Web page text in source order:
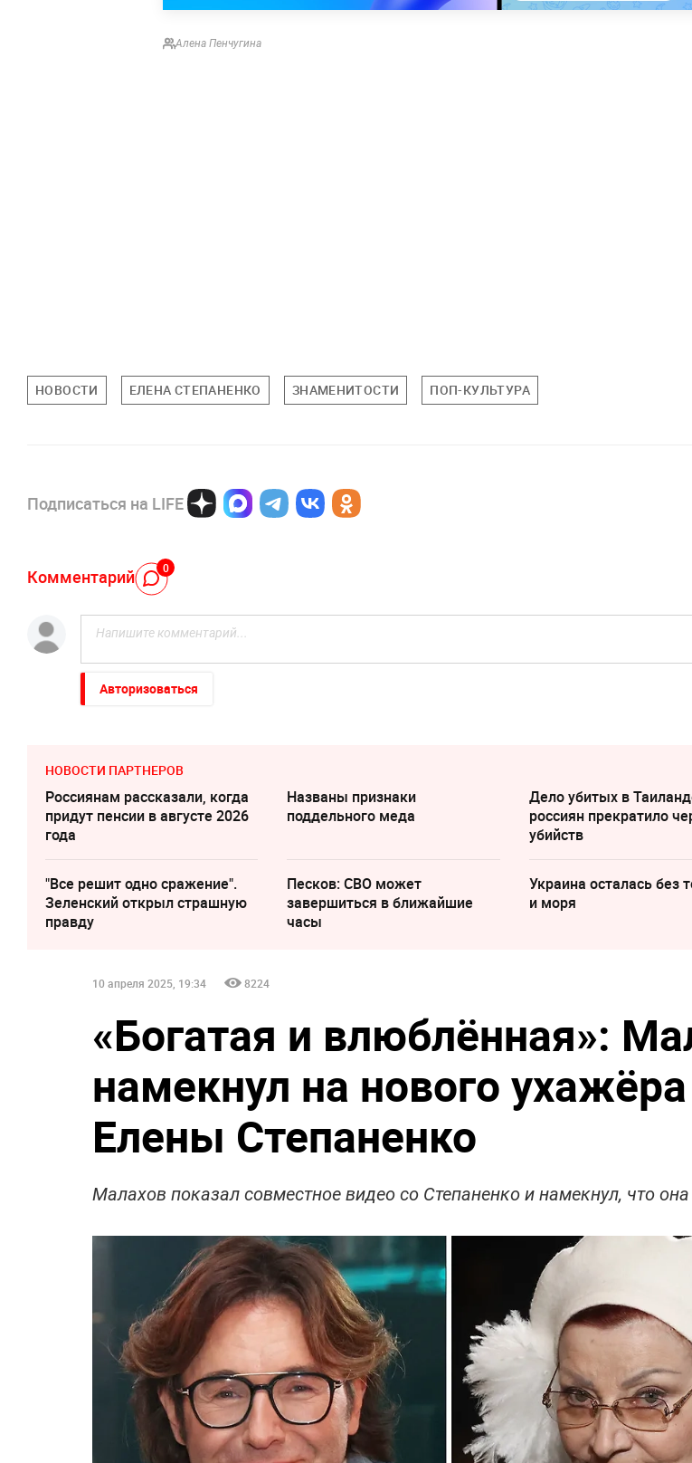
Алена Пенчугина
НОВОСТИ ЕЛЕНА СТЕПАНЕНКО ЗНАМЕНИТОСТИ ПОП-КУЛЬТУРА
Подписаться на LIFE
Комментарий 0
Авторизоваться
НОВОСТИ ПАРТНЕРОВ
Россиянам рассказали, когда
придут пенсии в августе 2026
года
Названы признаки
поддельного меда
Дело убитых в
россиян прекратило
убийств
"Все решит одно сражение".
Зеленский открыл страшную
правду
Песков: СВО может
завершиться в ближайшие
часы
Украина осталась без
и моря
10 апреля 2025, 19:34 8224
«Богатая и влюблённая»:
намекнул на нового ухажёра
Елены Степаненко
Малахов показал совместное видео со Степаненко и намекнул, что